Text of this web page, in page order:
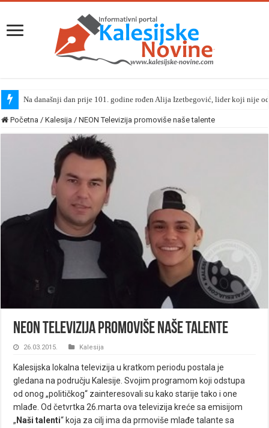
Na današnji dan prije 101. godine rođen Alija Izetbegović, lider koji nije
Početna / Kalesija / NEON Televizija promoviše naše talente
NEON Televizija promoviše naše talente
26.03.2015. Kalesija
Kalesijska lokalna televizija u kratkom periodu postala je
gledana na području Kalesije. Svojim programom koji odstupa
od onog „političkog“ zainteresovali su kako starije tako i one
mlađe. Od četvrtka 26.marta ova televizija kreće sa emisijom
„ Naši talenti“ koja za cilj ima da prmoviše mlađe talante sa